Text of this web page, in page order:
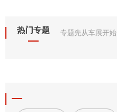
热门专题 专题先从车展开始